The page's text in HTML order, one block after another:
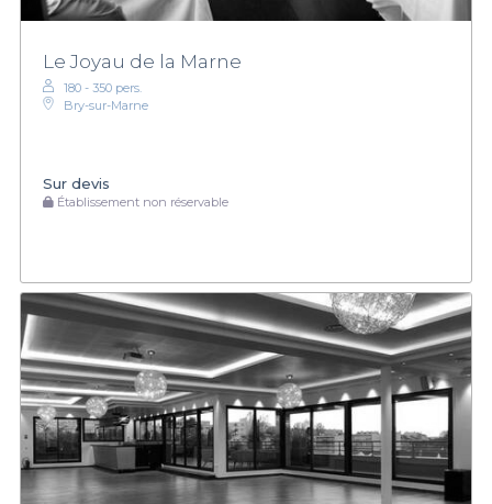
Le Joyau de la Marne
180 - 350 pers.
Bry-sur-Marne
Sur devis
Établissement non réservable